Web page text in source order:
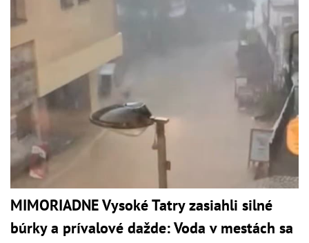
MIMORIADNE Vysoké Tatry zasiahli silné
búrky a prívalové dažde: Voda v mestách sa